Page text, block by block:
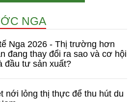
NGA
Nga 2026 - Thị trường hơn
đang thay đổi ra sao và cơ hội
đầu tư sản xuất?
nới lỏng thị thực để thu hút du